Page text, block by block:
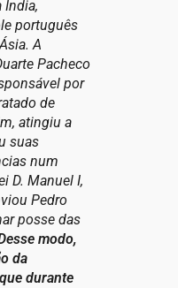
Índia,
português
A
Pacheco
por
de
atingiu a
suas
num
D. Manuel I,
Pedro
posse das
modo,
da
durante